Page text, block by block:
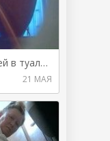
Девушка какает жидкой струей в туалете пляжа
21 МАЯ